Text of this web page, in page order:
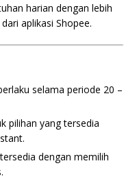
harian dengan lebih
aplikasi Shopee.
selama periode 20 –
pilihan yang tersedia
dengan memilih